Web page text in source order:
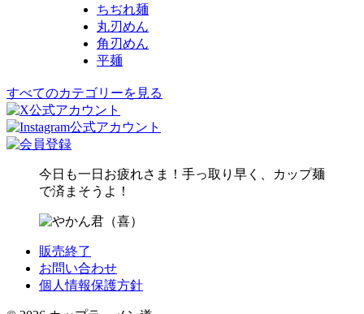
ちぢれ麺
丸刃めん
角刃めん
平麺
すべてのカテゴリーを見る
今日も一日お疲れさま！手っ取り早く、カップ麺
で済まそうよ！
販売終了
お問い合わせ
個人情報保護方針